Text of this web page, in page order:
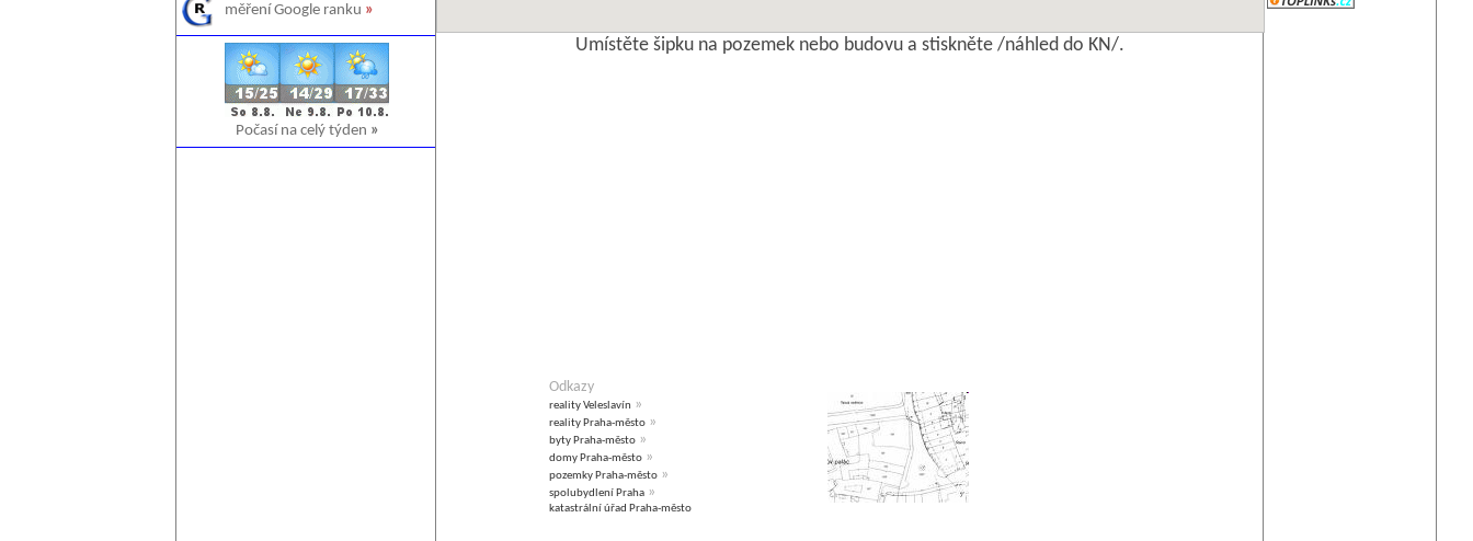
měření Google ranku »
Počasí na celý týden »
Umístěte šipku na pozemek nebo budovu a stiskněte /náhled do KN/.
Odkazy
reality Veleslavín »
reality Praha-město »
byty Praha-město »
domy Praha-město »
pozemky Praha-město »
spolubydlení Praha »
katastrální úřad Praha-město